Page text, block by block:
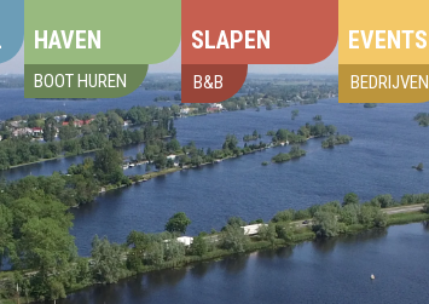
HAVEN
BOOT HUREN
SLAPEN
B&B
EVENTS
BEDRIJVEN